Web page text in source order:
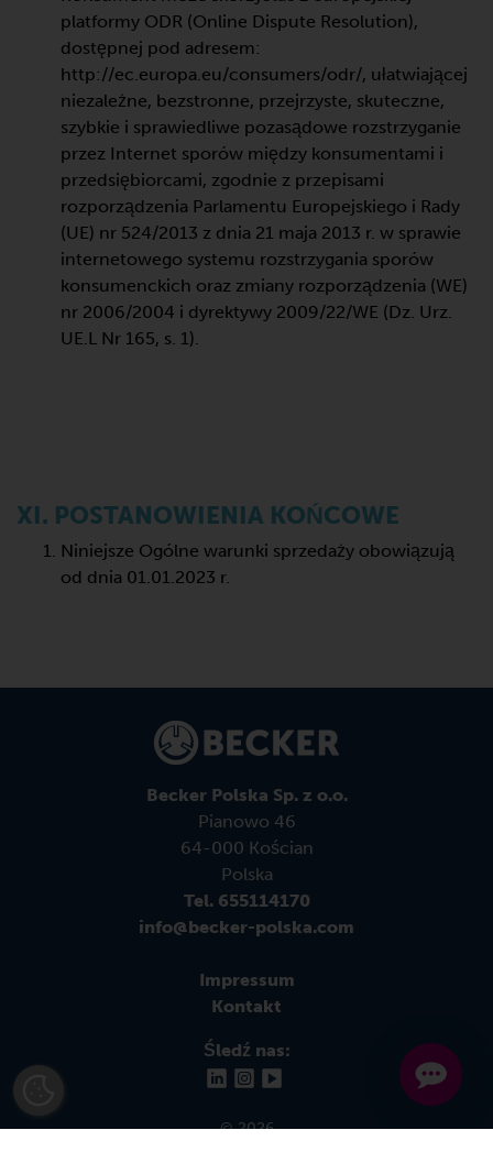
platformy ODR (Online Dispute Resolution),
dostępnej pod adresem:
http://ec.europa.eu/consumers/odr/, ułatwiającej
niezależne, bezstronne, przejrzyste, skuteczne,
szybkie i sprawiedliwe pozasądowe rozstrzyganie
przez Internet sporów między konsumentami i
przedsiębiorcami, zgodnie z przepisami
rozporządzenia Parlamentu Europejskiego i Rady
(UE) nr 524/2013 z dnia 21 maja 2013 r. w sprawie
internetowego systemu rozstrzygania sporów
konsumenckich oraz zmiany rozporządzenia (WE)
nr 2006/2004 i dyrektywy 2009/22/WE (Dz. Urz.
UE.L Nr 165, s. 1).
XI. POSTANOWIENIA KOŃCOWE
Niniejsze Ogólne warunki sprzedaży obowiązują
od dnia 01.01.2023 r.
Becker Polska Sp. z o.o.
Pianowo 46
64-000 Kościan
Polska
Tel. 655114170
info@becker-polska.com
Impressum
Kontakt
Śledź nas:
© 2026